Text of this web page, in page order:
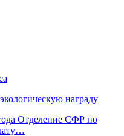
награду
Отделение СФР по